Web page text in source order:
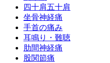
四十肩五十肩
坐骨神経痛
手首の痛み
耳鳴り・難聴
肋間神経痛
股関節痛